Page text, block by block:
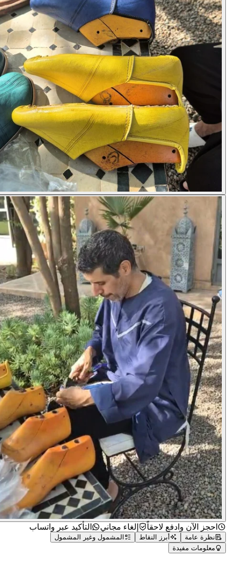
احجز الآن وادفع لاحقاً إلغاء مجاني التأكيد عبر واتساب
نظرة عامة أبرز النقاط
المشمول وغير المشمول
معلومات مفيدة